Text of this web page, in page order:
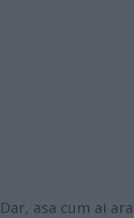
Dar, asa cum ai